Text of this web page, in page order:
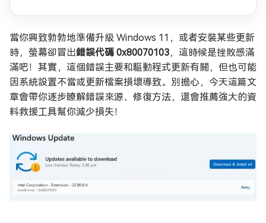
當你興致勃勃地準備升級 Windows 11，或者安裝某些更新
時，螢幕卻冒出錯誤代碼 0x80070103，這時候是挫敗感滿
滿吧！其實，這個錯誤主要和驅動程式更新有關，但也可能
因系統設置不當或更新檔案損壞導致。別擔心，今天這篇文
章會帶你逐步瞭解錯誤來源、修復方法，還會推薦強大的資
料救援工具幫你減少損失！